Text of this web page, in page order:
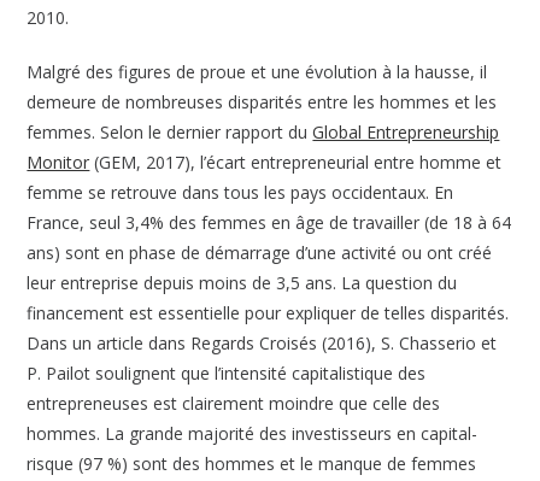
2010.
Malgré des figures de proue et une évolution à la hausse, il
demeure de nombreuses disparités entre les hommes et les
femmes. Selon le dernier rapport duGlobal Entrepreneurship
Monitor (GEM, 2017), l’écart entrepreneurial entre homme et
femme se retrouve dans tous les pays occidentaux. En
France, seul 3,4% des femmes en âge de travailler (de 18 à 64
ans) sont en phase de démarrage d’une activité ou ont créé
leur entreprise depuis moins de 3,5 ans. La question du
financement est essentielle pour expliquer de telles disparités.
Dans un article dans Regards Croisés (2016), S. Chasserio et
P. Pailot soulignent que l’intensité capitalistique des
entrepreneuses est clairement moindre que celle des
hommes. La grande majorité des investisseurs en capital-
risque (97 %) sont des hommes et le manque de femmes